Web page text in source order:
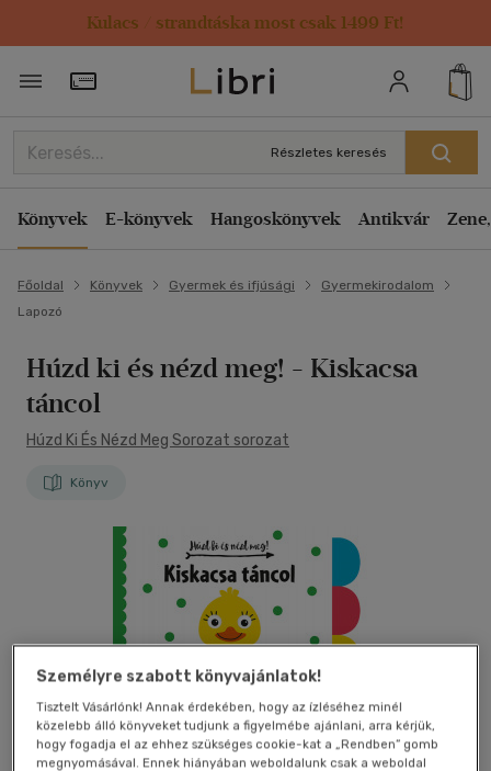
Kulacs / strandtáska most csak 1499 Ft!
Törzsvásárlói Kártya adatai
Részletes keresés
Könyvek E-könyvek Hangoskönyvek Antikvár
Főoldal Könyvek Gyermek és ifjúsági
Gyermekirodalom
Lapozó
Húzd ki és nézd meg! - Kiskacsa
táncol
Húzd Ki És Nézd Meg Sorozat sorozat
Könyv
Személyre szabott könyvajánlatok!
Tisztelt Vásárlónk! Annak érdekében, hogy az ízléséhez minél
közelebb álló könyveket tudjunk a figyelmébe ajánlani, arra kérjük,
hogy fogadja el az ehhez szükséges cookie-kat a „Rendben” gomb
megnyomásával. Ennek hiányában weboldalunk csak a weboldal